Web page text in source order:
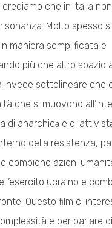
che in Italia
Molto spesso
maniera semplificata e
più che altro spazio
invece sottolineare che
che si muovono
di anarchicə e di
della resistenza,
compiono azioni
ucraino e
Questo film ci
e per parlare